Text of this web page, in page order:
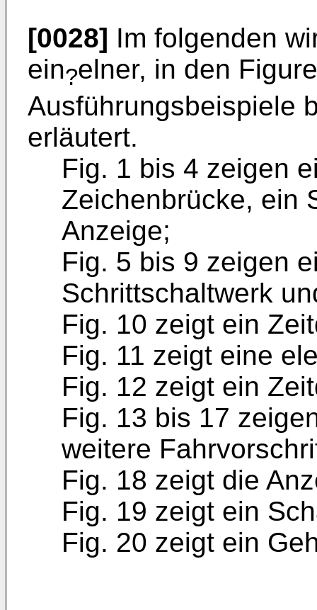
[0028] Im folgenden
ein?elner, in den
Ausführungsbeispiele
erläutert.
Fig. 1 bis 4 zeigen
Zeichenbrücke, ein
Anzeige;
Fig. 5 bis 9 zeigen
Schrittschaltwerk
Fig. 10 zeigt ein
Fig. 11 zeigt eine
Fig. 12 zeigt ein
Fig. 13 bis 17
weitere
Fig. 18 zeigt die
Fig. 19 zeigt ein
Fig. 20 zeigt ein